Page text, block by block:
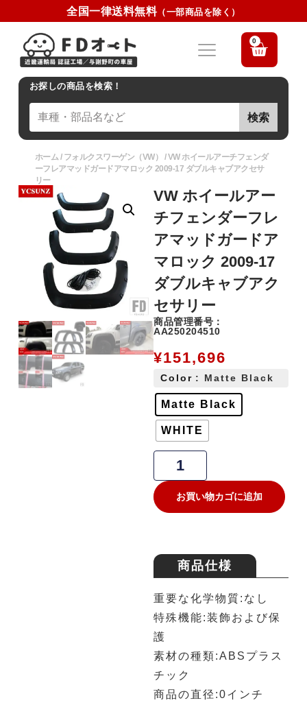
全国一律送料無料（一部商品を除く）
0
お探しの商品を検索！
検索
ホーム / フォルクスワーゲン（VW）
/ VW ホイールアーチフェンダ
ーフレアマッドガードアマロック 2009-17 ダブルキャブアクセサ
リー
VW ホイールアー
チフェンダーフレ
アマッドガードア
マロック 2009-17
ダブルキャブアク
セサリー
商品管理番号：
AA250204510
¥151,696
Color : Matte Black
Matte Black
WHITE
お買い物カゴに追加
商品仕様
重要な化学物質:なし
特殊機能:装飾および保
護
素材の種類:ABSプラス
チック
商品の直径:0インチ